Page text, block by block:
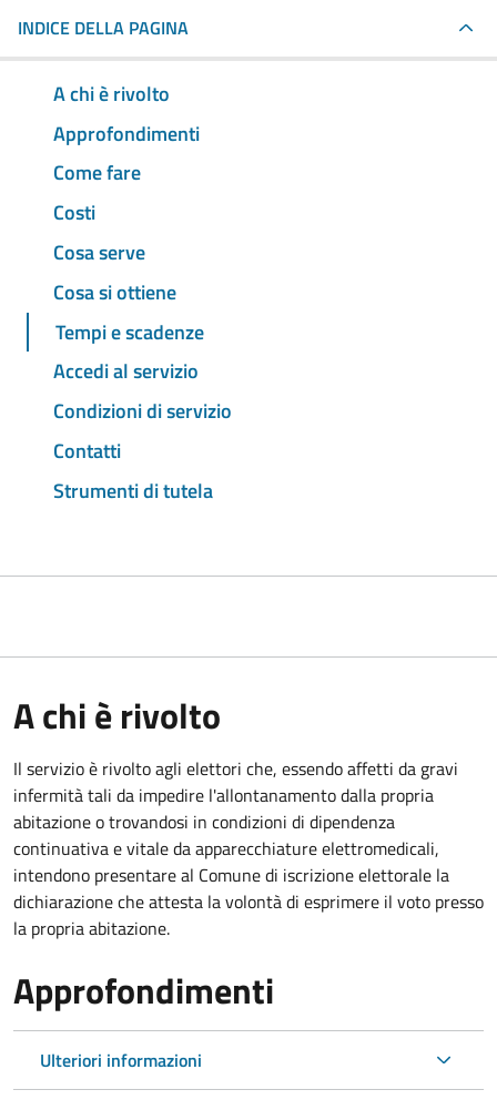
INDICE DELLA PAGINA
A chi è rivolto
Approfondimenti
Come fare
Costi
Cosa serve
Cosa si ottiene
Tempi e scadenze
Accedi al servizio
Condizioni di servizio
Contatti
Strumenti di tutela
A chi è rivolto
Il servizio è rivolto agli elettori che, essendo affetti da gravi
infermità tali da impedire l'allontanamento dalla propria
abitazione o trovandosi in condizioni di dipendenza
continuativa e vitale da apparecchiature elettromedicali,
intendono presentare al Comune di iscrizione elettorale la
dichiarazione che attesta la volontà di esprimere il voto presso
la propria abitazione.
Approfondimenti
Ulteriori informazioni